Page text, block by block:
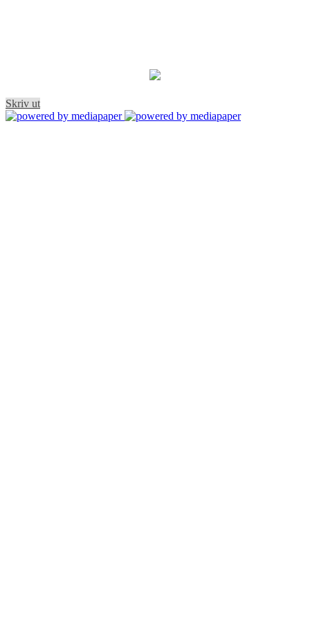
Skriv ut